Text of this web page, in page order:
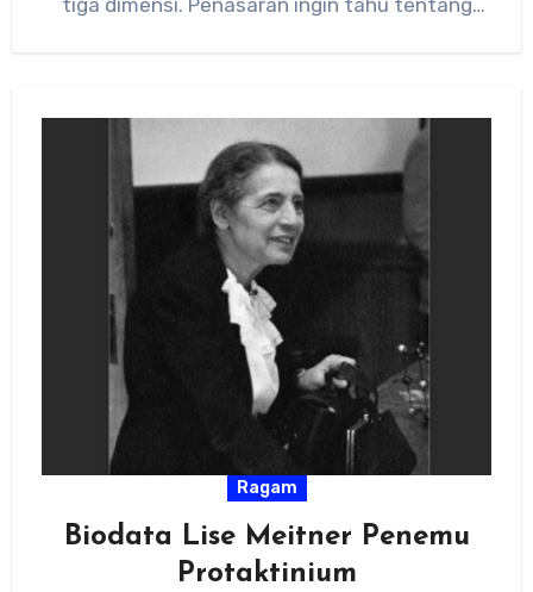
Ragam
Biodata Lise Meitner Penemu
Protaktinium